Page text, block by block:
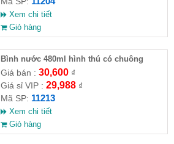
Xem chi tiết
Giỏ hàng
Bình nước 480ml hình thú có chuông
Giá bán : 30,600₫
Giá sỉ VIP : 29,988₫
Mã SP: 11213
Xem chi tiết
Giỏ hàng